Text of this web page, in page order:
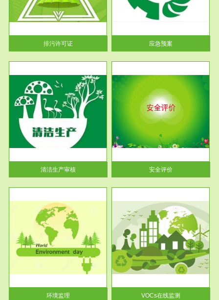
排污许可证
根据《中华人民共和国环境保护
法》第十九条 企业事业单位应
当按照...
应急预案
清洁生产审核
服务范围
安全评价
安全评价安全评价目的是查找、
分析和预测工程、系统、生产经
营活...
安全评价
环境监理
服务范围
VOCs在线监测
根据《重点区域大气污染防
治“十二五”规划》有机废气净化
率达...
VOCs在线监测